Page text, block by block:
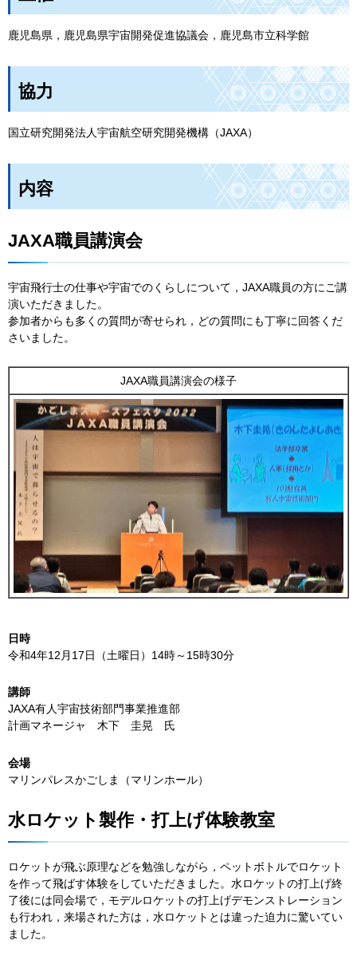
鹿児島県，鹿児島県宇宙開発促進協議会，鹿児島市立科学館
協力
国立研究開発法人宇宙航空研究開発機構（JAXA）
内容
JAXA職員講演会
宇宙飛行士の仕事や宇宙でのくらしについて，JAXA職員の方にご講
演いただきました。
参加者からも多くの質問が寄せられ，どの質問にも丁寧に回答くだ
さいました。
JAXA職員講演会の様子
日時
令和4年12月17日（土曜日）14時～15時30分
講師
JAXA有人宇宙技術部門事業推進部
計画マネージャ
木下 圭晃 氏
会場
マリンパレスかごしま（マリンホール）
水ロケット製作・打上げ体験教室
ロケットが飛ぶ原理などを勉強しながら，ペットボトルでロケット
を作って飛ばす体験をしていただきました。水ロケットの打上げ終
了後には同会場で，モデルロケットの打上げデモンストレーション
も行われ，来場された方は，水ロケットとは違った迫力に驚いてい
ました。